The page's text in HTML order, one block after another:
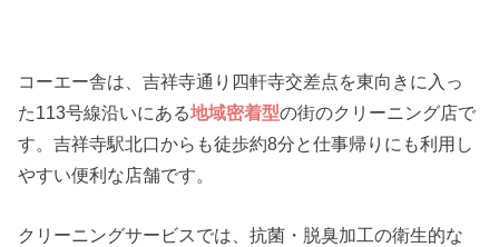
コーエー舎は、吉祥寺通り四軒寺交差点を東向きに入っ
た113号線沿いにある地域密着型の街のクリーニング店で
す。吉祥寺駅北口からも徒歩約8分と仕事帰りにも利用し
やすい便利な店舗です。
クリーニングサービスでは、抗菌・脱臭加工の衛生的な